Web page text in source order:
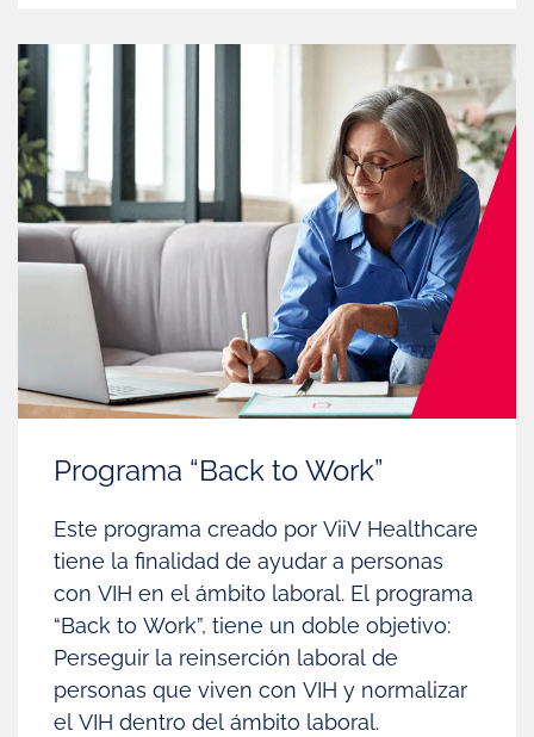
Programa “Back to Work”
Este programa creado por ViiV Healthcare
tiene la finalidad de ayudar a personas
con VIH en el ámbito laboral. El programa
“Back to Work”, tiene un doble objetivo:
Perseguir la reinserción laboral de
personas que viven con VIH y normalizar
el VIH dentro del ámbito laboral.